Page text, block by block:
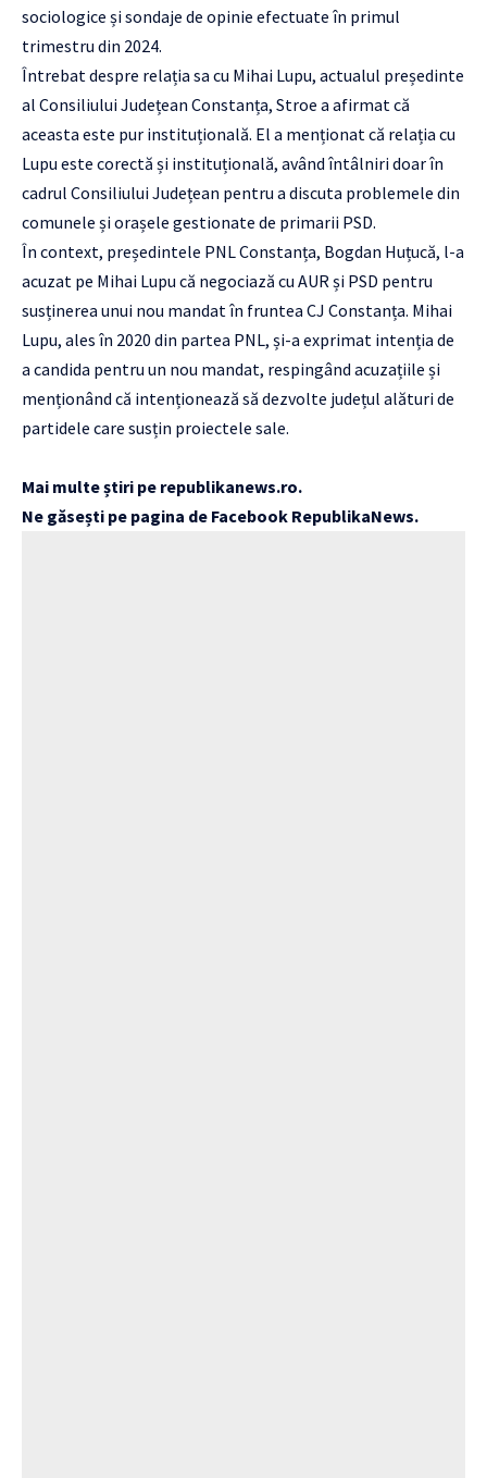
sociologice și sondaje de opinie efectuate în primul
trimestru din 2024.
Întrebat despre relația sa cu Mihai Lupu, actualul președinte
al Consiliului Județean Constanța, Stroe a afirmat că
aceasta este pur instituțională. El a menționat că relația cu
Lupu este corectă și instituțională, având întâlniri doar în
cadrul Consiliului Județean pentru a discuta problemele din
comunele și orașele gestionate de primarii PSD.
În context, președintele PNL Constanța, Bogdan Huțucă, l-a
acuzat pe Mihai Lupu că negociază cu AUR și PSD pentru
susținerea unui nou mandat în fruntea CJ Constanța. Mihai
Lupu, ales în 2020 din partea PNL, și-a exprimat intenția de
a candida pentru un nou mandat, respingând acuzațiile și
menționând că intenționează să dezvolte județul alături de
partidele care susțin proiectele sale.
Mai multe știri pe republikanews.ro.
Ne găsești pe pagina de Facebook RepublikaNews.